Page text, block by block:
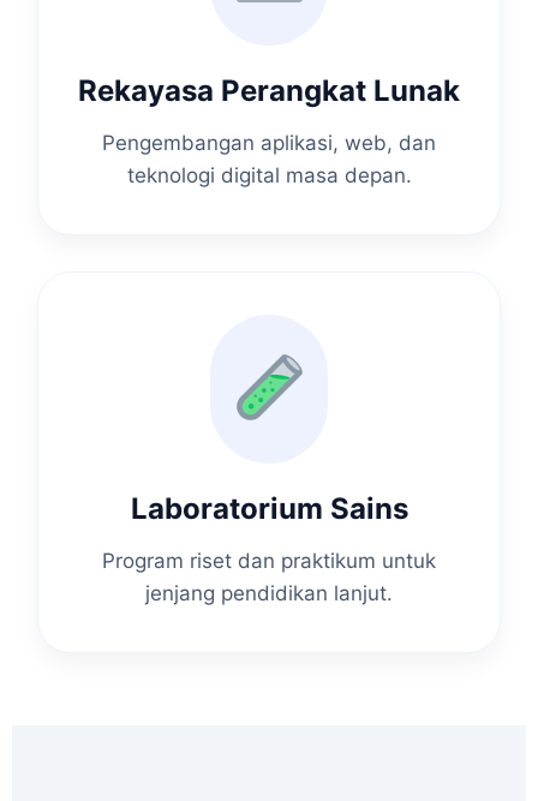
Rekayasa Perangkat Lunak
Pengembangan aplikasi, web, dan
teknologi digital masa depan.
Laboratorium Sains
Program riset dan praktikum untuk
jenjang pendidikan lanjut.